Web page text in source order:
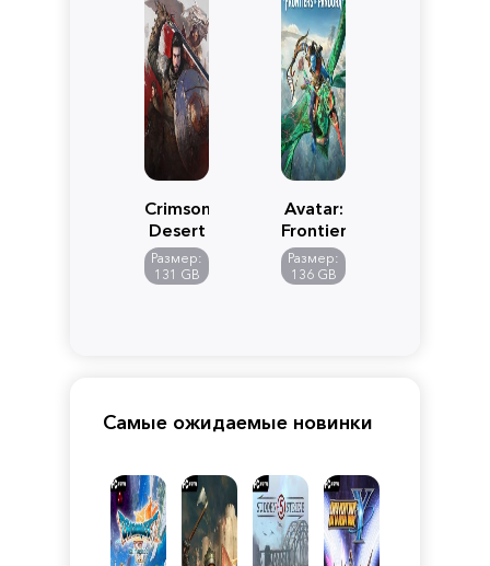
Crimson
Desert
Размер:
131 GB
Avatar:
Frontiers
of
Pandora
Размер:
136 GB
Самые ожидаемые новинки